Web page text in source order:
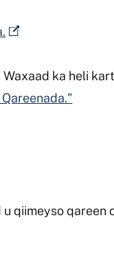
ka heli
qiimeyso qareen